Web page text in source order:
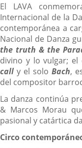
El LAVA
Internacional de la
contemporánea a
Nacional de Danza
the truth & the
divino y lo vulgar; el
call y el solo Bach,
del compositor
La danza continúa
& Marcos Morau
pasional y catártica
Circo